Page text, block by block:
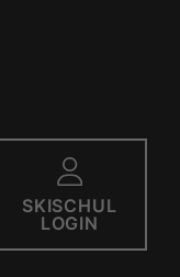
SKISCHUL
LOGIN